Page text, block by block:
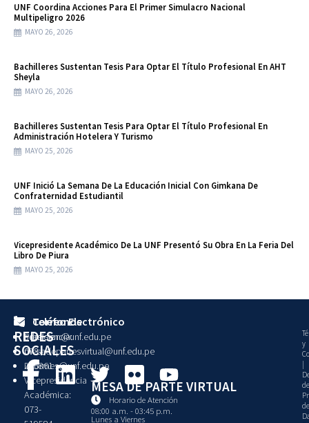
UNF Coordina Acciones Para El Primer Simulacro Nacional
Multipeligro 2026
MAYO 26, 2026
Bachilleres Sustentan Tesis Para Optar El Título Profesional En AHT
Sheyla
MAYO 26, 2026
Bachilleres Sustentan Tesis Para Optar El Título Profesional En
Administración Hotelera Y Turismo
MAYO 25, 2026
UNF Inició La Semana De La Educación Inicial Con Gimkana De
Confraternidad Estudiantil
MAYO 25, 2026
Vicepresidente Académico De La UNF Presentó Su Obra En La Feria Del
Libro De Piura
MAYO 25, 2026
REDES
SOCIALES
Teléfonos
Presidencia:
073-
215861
Vicepresidencia
Académica:
073-
Correo Electrónico
admision@unf.edu.pe
mesadepartesvirtual@unf.edu.pe
informes@unf.edu.pe
MESA DE PARTE VIRTUAL
Horario de Atención
08:00 a.m. - 03:45 p.m.
Lunes a Viernes
y
|
de
de